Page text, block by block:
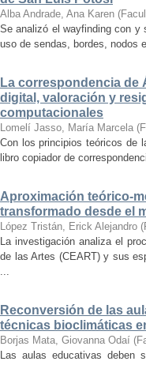
Alba Andrade, Ana Karen (
Se analizó el wayfinding con y
uso de sendas, bordes, nodos
La correspondencia de
digital, valoración y
computacionales
Lomelí Jasso, María Marcela (
Con los principios teóricos de
libro copiador de
Aproximación teórico-
transformado desde el
López Tristán, Erick Alejandro (
La investigación analiza el
de las Artes (CEART) y sus
...
Reconversión de las
técnicas bioclimáticas
Borjas Mata, Giovanna Odaí (
Las aulas educativas deben